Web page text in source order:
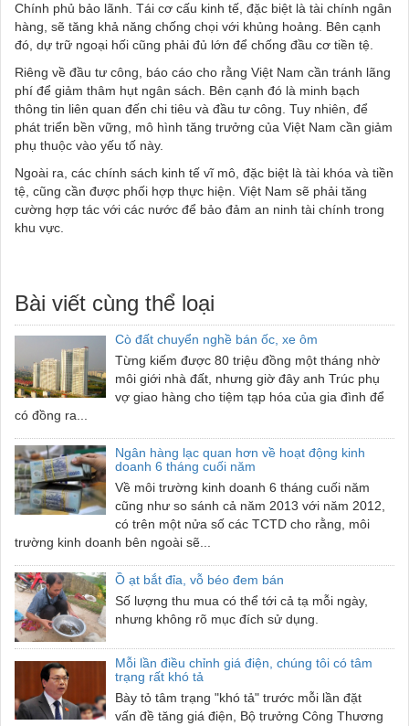
Chính phủ bảo lãnh. Tái cơ cấu kinh tế, đặc biệt là tài chính ngân
hàng, sẽ tăng khả năng chống chọi với khủng hoảng. Bên cạnh
đó, dự trữ ngoại hối cũng phải đủ lớn để chống đầu cơ tiền tệ.
Riêng về đầu tư công, báo cáo cho rằng Việt Nam cần tránh lãng
phí để giảm thâm hụt ngân sách. Bên cạnh đó là minh bạch
thông tin liên quan đến chi tiêu và đầu tư công. Tuy nhiên, để
phát triển bền vững, mô hình tăng trưởng của Việt Nam cần giảm
phụ thuộc vào yếu tố này.
Ngoài ra, các chính sách kinh tế vĩ mô, đặc biệt là tài khóa và tiền
tệ, cũng cần được phối hợp thực hiện. Việt Nam sẽ phải tăng
cường hợp tác với các nước để bảo đảm an ninh tài chính trong
khu vực.
Bài viết cùng thể loại
Cò đất chuyển nghề bán ốc, xe ôm
Từng kiếm được 80 triệu đồng một tháng nhờ
môi giới nhà đất, nhưng giờ đây anh Trúc phụ
vợ giao hàng cho tiệm tạp hóa của gia đình để
có đồng ra...
Ngân hàng lạc quan hơn về hoạt động kinh
doanh 6 tháng cuối năm
Về môi trường kinh doanh 6 tháng cuối năm
cũng như so sánh cả năm 2013 với năm 2012,
có trên một nửa số các TCTD cho rằng, môi
trường kinh doanh bên ngoài sẽ...
Ồ ạt bắt đỉa, vỗ béo đem bán
Số lượng thu mua có thể tới cả tạ mỗi ngày,
nhưng không rõ mục đích sử dụng.
Mỗi lần điều chỉnh giá điện, chúng tôi có tâm
trạng rất khó tả
Bày tỏ tâm trạng "khó tả" trước mỗi lần đặt
vấn đề tăng giá điện, Bộ trưởng Công Thương